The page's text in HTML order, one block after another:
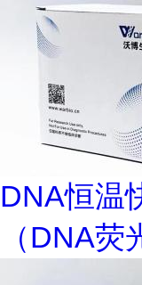
DNA恒温
（DNA荧